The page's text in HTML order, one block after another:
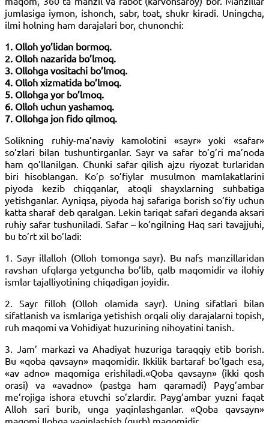
jumlasiga iymon, ishonch, sabr, toat, shukr kiradi. Uningcha,
ilmi holning ham darajalari bor, chunonchi:
1. Olloh yo’lidan bormoq.
2. Olloh nazarida bo’lmoq.
3. Ollohga vositachi bo’lmoq.
4. Olloh xizmatida bo’lmoq.
5. Ollohga yor bo’lmoq.
6. Olloh uchun yashamoq.
7. Ollohga jon fido qilmoq.
Solikning ruhiy-ma’naviy kamolotini «sayr» yoki «safar»
so’zlari bilan tushuntirganlar. Sayr va safar to’g’ri ma’noda
ham qo’llanilgan. Chunki safar qilish ajzu riyozat turlaridan
biri hisoblangan. Ko’p so’fiylar musulmon mamlakatlarini
piyoda kezib chiqqanlar, atoqli shayxlarning suhbatiga
yetishganlar. Ayniqsa, piyoda haj safariga borish so’fiy uchun
katta sharaf deb qaralgan. Lekin tariqat safari deganda aksari
ruhiy safar tushuniladi. Safar – ko’ngilning Haq sari tavajjuhi,
bu to’rt xil bo’ladi:
1. Sayr illalloh (Olloh tomonga sayr). Bu nafs manzillaridan
ravshan ufqlarga yetguncha bo’lib, qalb maqomidir va ilohiy
ismlar tajalliyotining chiqadigan joyidir.
2. Sayr filloh (Olloh olamida sayr). Uning sifatlari bilan
sifatlanish va ismlariga yetishish orqali oliy darajalarni topish,
ruh maqomi va Vohidiyat huzurining nihoyatini tanish.
3. Jam’ markazi va Ahadiyat huzuriga taraqqiy etib borish.
Bu «qoba qavsayn» maqomidir. Ikkilik bartaraf bo’lgach esa,
«av adno» maqomiga erishiladi.«Qoba qavsayn» (ikki qosh
orasi) va «avadno» (pastga ham qaramadi) Payg’ambar
me’rojiga ishora etuvchi so’zlardir. Payg’ambar yuzni faqat
Alloh sari burib, unga yaqinlashganlar. «Qoba qavsayn»